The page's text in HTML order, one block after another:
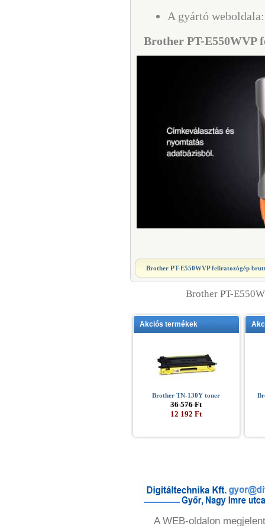
A gyártó
Brother PT-E550WVP
Brother PT-E550WVP feliratozógép
Brother PT-
Akciós termékek
Brother TN-130Y toner
36 576 Ft
12 192 Ft
A WEB-oldalon